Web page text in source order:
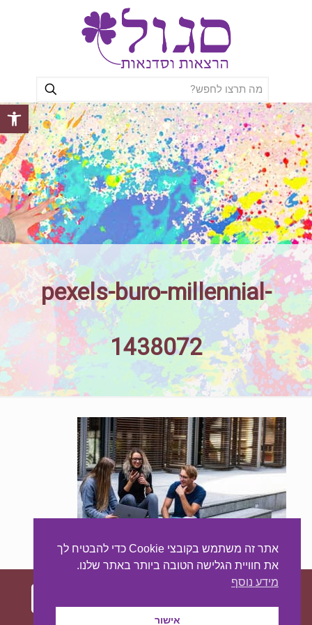
פתח
pexels-buro-millennial-
1438072
אתר זה משתמש בקובצי Cookie כדי להבטיח לך
את חוויית הגלישה הטובה ביותר באתר שלנו.
מידע נוסף
אישור